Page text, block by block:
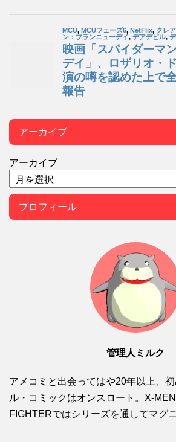
アーカイブ
アーカイブ
プロフィール
管理人ミルク
アメコミと出会ってはや20年以上、
ル・コミックはオンスロート。X-
FIGHTERではシリーズを通してマグ